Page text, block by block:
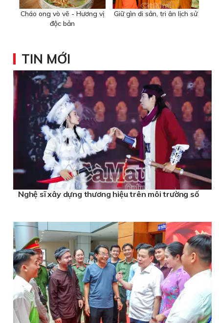
Cháo ong vò vẽ - Hương vị
độc bản
Giữ gìn di sản, tri ân lịch sử
TIN MỚI
Nghệ sĩ xây dựng thương hiệu trên môi trường số